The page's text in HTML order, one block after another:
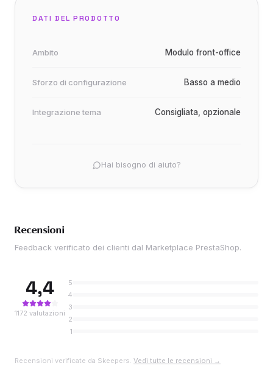
DATI DEL PRODOTTO
Ambito Modulo front-office
Sforzo di configurazione Basso a medio
Integrazione tema Consigliata, opzionale
Hai bisogno di aiuto?
Recensioni
Feedback verificato dei clienti dal Marketplace PrestaShop.
4,4
1172 valutazioni
5
4
3
2
1
Recensioni verificate da Skeepers. Vedi tutte le recensioni →